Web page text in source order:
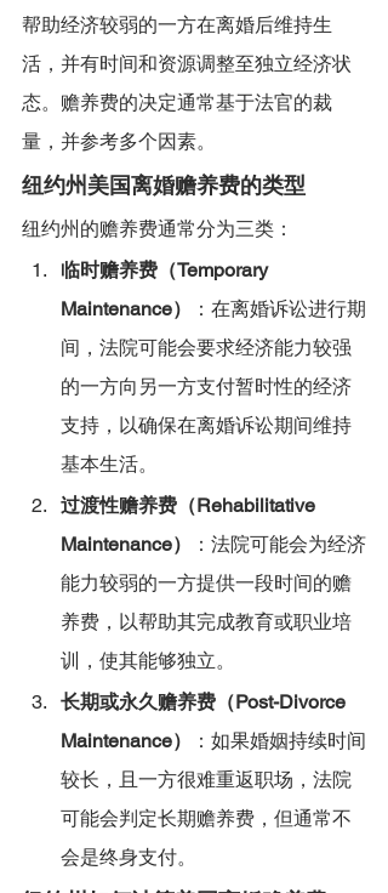
帮助经济较弱的一方在离婚后维持生
活，并有时间和资源调整至独立经济状
态。赡养费的决定通常基于法官的裁
量，并参考多个因素。
纽约州美国离婚赡养费的类型
纽约州的赡养费通常分为三类：
临时赡养费（Temporary
Maintenance）
：在离婚诉讼进行期
间，法院可能会要求经济能力较强
的一方向另一方支付暂时性的经济
支持，以确保在离婚诉讼期间维持
基本生活。
过渡性赡养费（Rehabilitative
Maintenance）
：法院可能会为经济
能力较弱的一方提供一段时间的赡
养费，以帮助其完成教育或职业培
训，使其能够独立。
长期或永久赡养费（Post-Divorce
Maintenance）
：如果婚姻持续时间
较长，且一方很难重返职场，法院
可能会判定长期赡养费，但通常不
会是终身支付。